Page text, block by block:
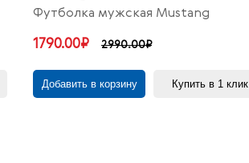
Футболка мужская Mustang
1790.00₽ 2990.00₽
Добавить в корзину Купить в 1 клик